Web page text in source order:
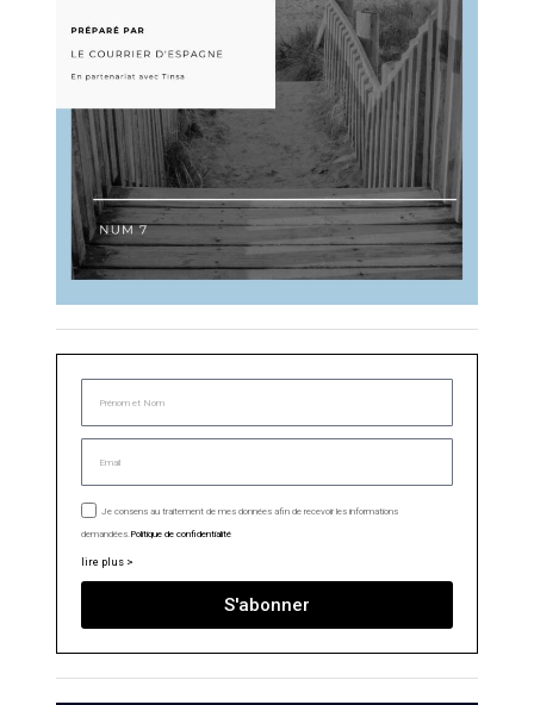
Je consens au traitement de mes données afin de recevoir les informations
demandées.Politique de confidentialité
lire plus >
S'abonner